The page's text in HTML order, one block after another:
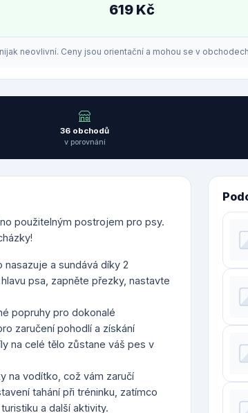
619 Kč
neovlivní. Ceny jsou orientační a mohou se v
36 obchodů
v porovnání
použitelným postrojem pro psy.
a sundává díky 2
psa, zapněte přezky, nastavte
popruhy pro dokonalé
zaručení pohodlí a získání
na celé tělo zůstane váš pes v
na vodítko, což vám zaručí
tahání při tréninku, zatímco
a další aktivity.